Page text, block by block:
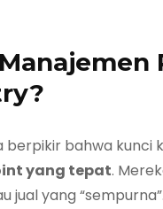
berpikir bahwa
yang tepat.
jual yang